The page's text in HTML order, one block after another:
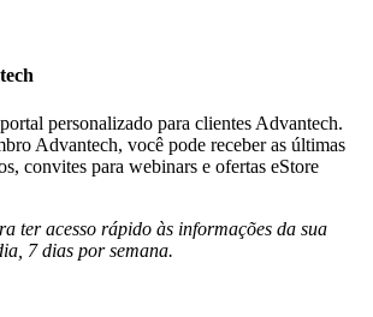
personalizado para clientes Advantech.
Advantech, você pode receber as últimas
convites para webinars e ofertas eStore
ter acesso rápido às informações da sua
7 dias por semana.